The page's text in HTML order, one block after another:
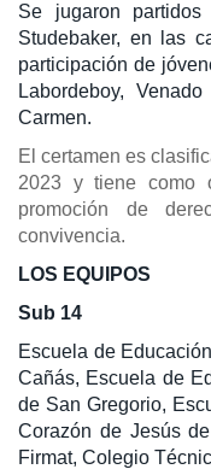
Se jugaron
Studebaker, en las
participación de
Labordeboy,
Carmen.
El certamen es
2023 y tiene como
promoción de
convivencia.
LOS EQUIPOS
Sub 14
Escuela de
Cañás, Escuela de
de San Gregorio,
Corazón de Jesús
Firmat, Colegio